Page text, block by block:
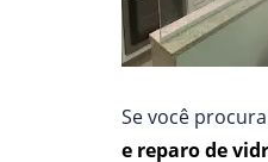
Se você
e reparo de